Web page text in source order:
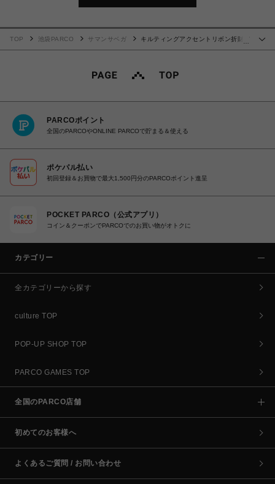
TOP 池袋PARCO サマンサベガ
キルティングアクセントリボン折財布
PARCOポイント
全国のPARCOやONLINE PARCOで貯まる＆使える
ポケパル払い
初回登録＆お買物で最大1,500円分のPARCOポイント進呈
POCKET PARCO（公式アプリ）
コイン＆クーポンでPARCOでのお買い物がオトクに
カテゴリー
全カテゴリーから探す
culture TOP
POP-UP SHOP TOP
PARCO GAMES TOP
全国のPARCO店舗
初めてのお客様へ
よくあるご質問 / お問い合わせ